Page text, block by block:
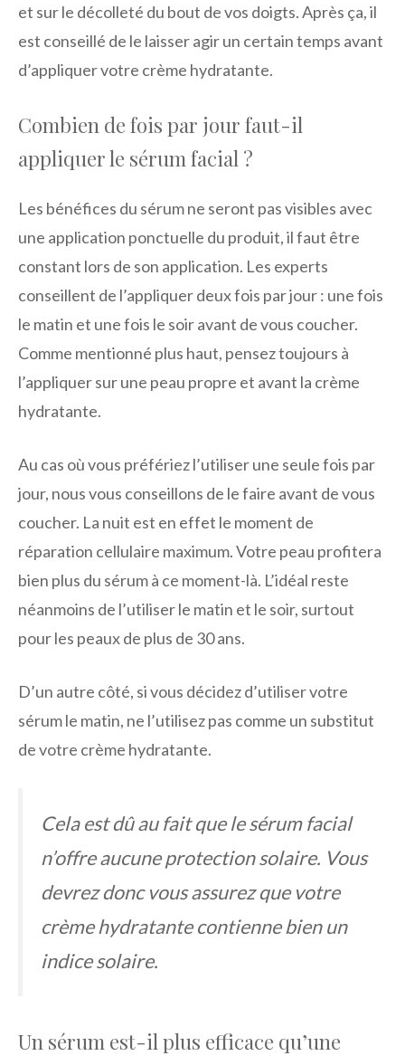
et sur le décolleté du bout de vos doigts. Après ça, il
est conseillé de le laisser agir un certain temps avant
d’appliquer votre crème hydratante.
Combien de fois par jour faut-il
appliquer le sérum facial ?
Les bénéfices du sérum ne seront pas visibles avec
une application ponctuelle du produit, il faut être
constant lors de son application. Les experts
conseillent de l’appliquer deux fois par jour : une fois
le matin et une fois le soir avant de vous coucher.
Comme mentionné plus haut, pensez toujours à
l’appliquer sur une peau propre et avant la crème
hydratante.
Au cas où vous préfériez l’utiliser une seule fois par
jour, nous vous conseillons de le faire avant de vous
coucher. La nuit est en effet le moment de
réparation cellulaire maximum. Votre peau profitera
bien plus du sérum à ce moment-là. L’idéal reste
néanmoins de l’utiliser le matin et le soir, surtout
pour les peaux de plus de 30 ans.
D’un autre côté, si vous décidez d’utiliser votre
sérum le matin, ne l’utilisez pas comme un substitut
de votre crème hydratante.
Cela est dû au fait que le sérum facial
n’offre aucune protection solaire. Vous
devrez donc vous assurez que votre
crème hydratante contienne bien un
indice solaire.
Un sérum est-il plus efficace qu’une